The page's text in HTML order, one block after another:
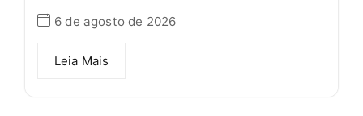
6 de agosto de 2026
Leia Mais